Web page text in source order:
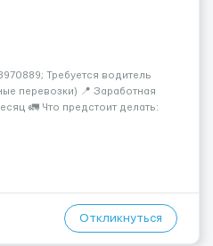
Требуется водитель
перевозки) 📍 Заработная
🚛 Что предстоит делать:
Откликнуться